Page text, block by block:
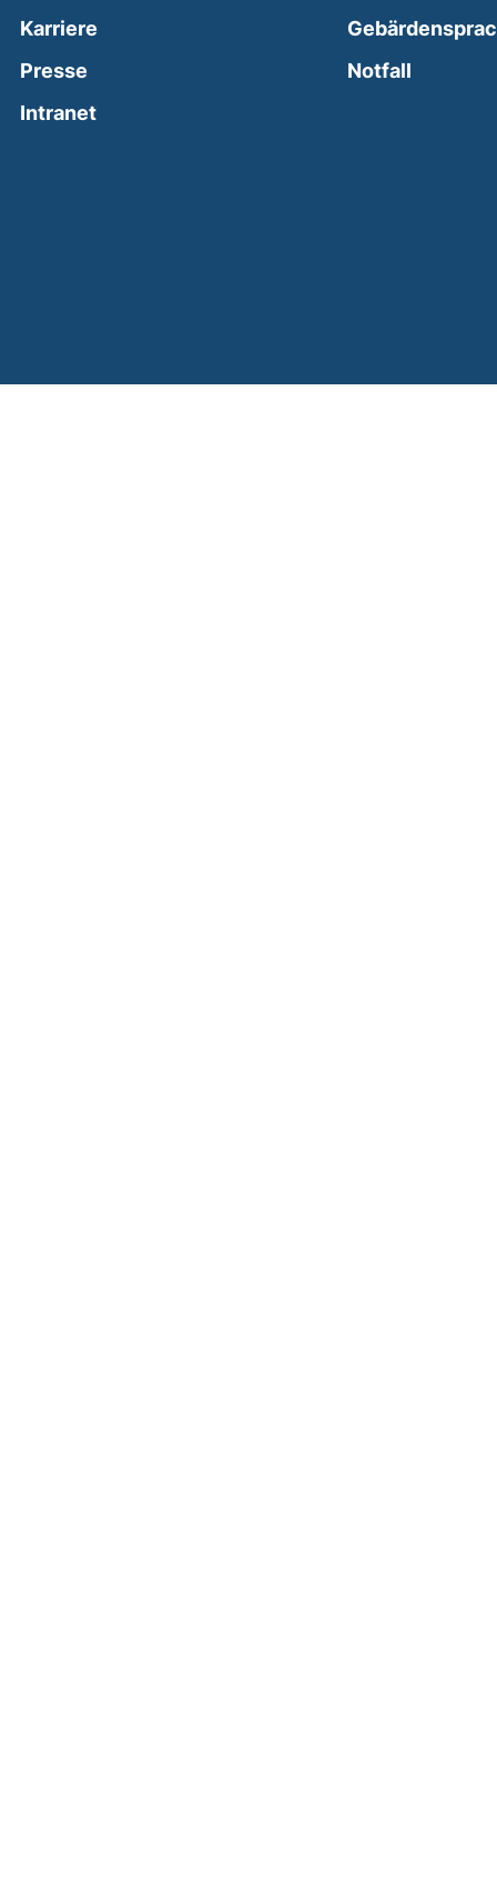
Karriere
Presse
Intranet(external link, opens in a new window)
Notfall